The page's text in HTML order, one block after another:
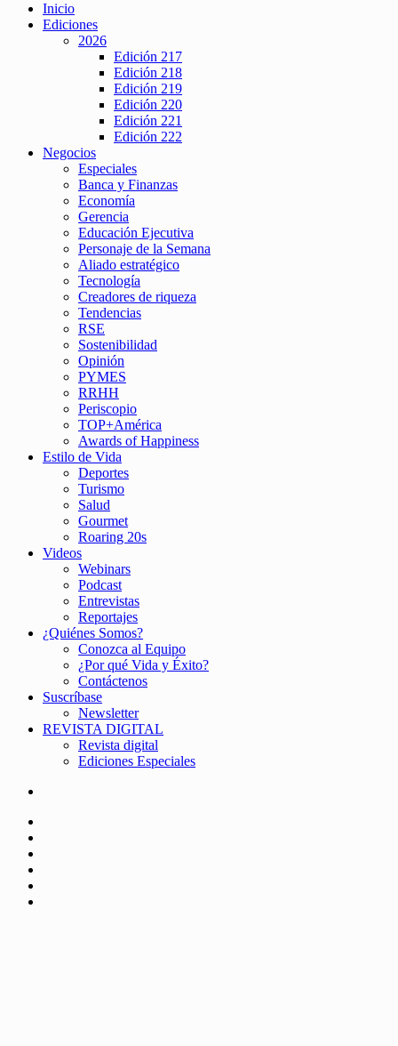
Inicio
Ediciones
2026
Edición 217
Edición 218
Edición 219
Edición 220
Edición 221
Edición 222
Negocios
Especiales
Banca y Finanzas
Economía
Gerencia
Educación Ejecutiva
Personaje de la Semana
Aliado estratégico
Tecnología
Creadores de riqueza
Tendencias
RSE
Sostenibilidad
Opinión
PYMES
RRHH
Periscopio
TOP+América
Awards of Happiness
Estilo de Vida
Deportes
Turismo
Salud
Gourmet
Roaring 20s
Videos
Webinars
Podcast
Entrevistas
Reportajes
¿Quiénes Somos?
Conozca al Equipo
¿Por qué Vida y Éxito?
Contáctenos
Suscríbase
Newsletter
REVISTA DIGITAL
Revista digital
Ediciones Especiales